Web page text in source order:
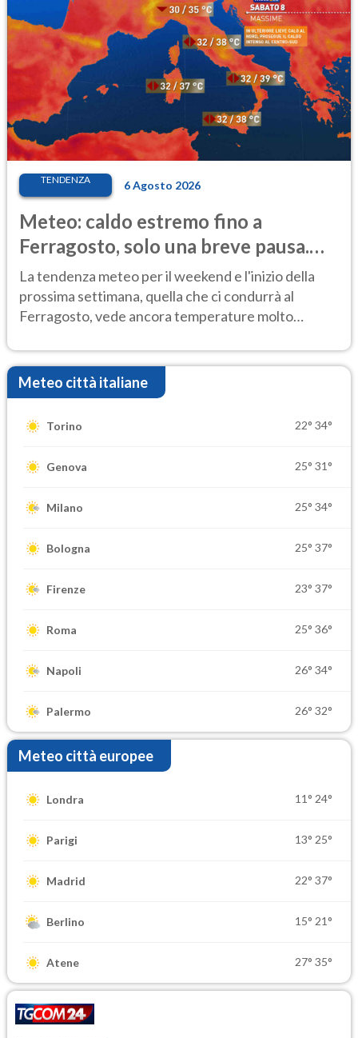
TENDENZA 6 Agosto 2026
Meteo: caldo estremo fino a
Ferragosto, solo una breve pausa.
Ecco dove
La tendenza meteo per il weekend e l'inizio della
prossima settimana, quella che ci condurrà al
Ferragosto, vede ancora temperature molto
Meteo città italiane
Torino 22° 34°
Genova 25° 31°
Milano 25° 34°
Bologna 25° 37°
Firenze 23° 37°
Roma 25° 36°
Napoli 26° 34°
Palermo 26° 32°
Meteo città europee
Londra 11° 24°
Parigi 13° 25°
Madrid 22° 37°
Berlino 15° 21°
Atene 27° 35°